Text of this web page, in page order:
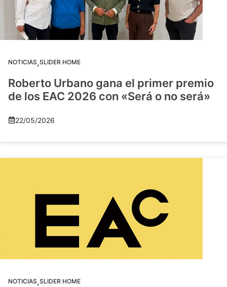
NOTICIAS,SLIDER HOME
Roberto Urbano gana el primer premio
de los EAC 2026 con «Será o no será»
22/05/2026
NOTICIAS,SLIDER HOME